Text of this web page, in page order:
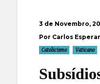
3 de Novembro,
Por Carlos
Catolicismo Vaticano